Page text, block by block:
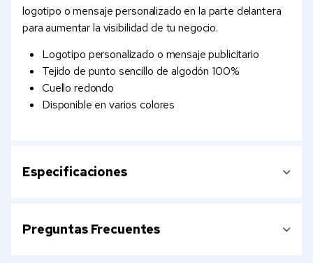
logotipo o mensaje personalizado en la parte delantera
para aumentar la visibilidad de tu negocio.
Logotipo personalizado o mensaje publicitario
Tejido de punto sencillo de algodón 100%
Cuello redondo
Disponible en varios colores
Especificaciones
Preguntas Frecuentes